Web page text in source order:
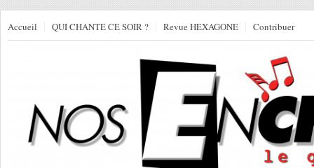
Accueil QUI CHANTE CE SOIR ? Revue HEXAGONE Contribuer